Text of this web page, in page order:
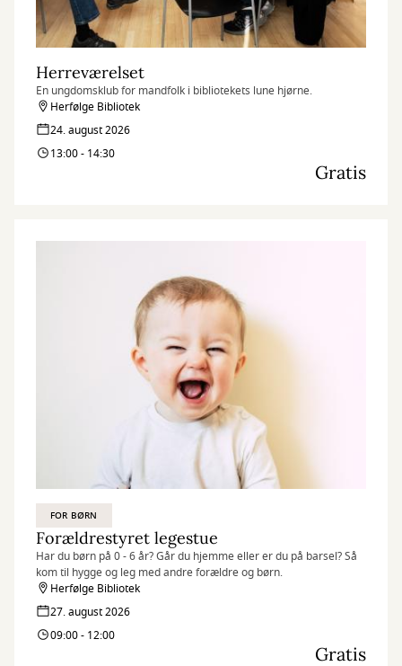
Herreværelset
En ungdomsklub for mandfolk i bibliotekets lune hjørne.
Herfølge Bibliotek
24. august 2026
13:00 - 14:30
Gratis
FOR BØRN
Forældrestyret legestue
Har du børn på 0 - 6 år? Går du hjemme eller er du på barsel? Så
kom til hygge og leg med andre forældre og børn.
Herfølge Bibliotek
27. august 2026
09:00 - 12:00
Gratis